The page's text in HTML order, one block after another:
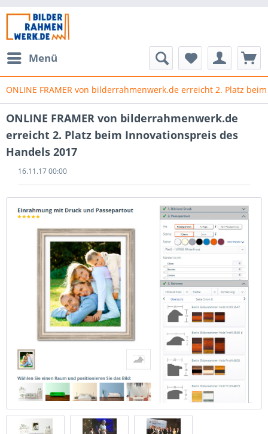
Menü
ONLINE FRAMER von bilderrahmenwerk.de erreicht 2. Platz
ONLINE FRAMER von bilderrahmenwerk.de
erreicht 2. Platz beim Innovationspreis des
Handels 2017
16.11.17 00:00